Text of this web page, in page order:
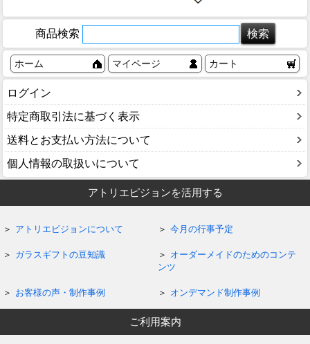
商品検索
ホーム マイページ カート
ログイン
特定商取引法に基づく表示
送料とお支払い方法について
個人情報の取扱いについて
アトリエピジョンを活用する
アトリエピジョンについて 今月の行事予定
ガラスギフトの豆知識
オーダーメイドのためのコンテ
ンツ
お客様の声・制作事例 オンデマンド制作事例
ご利用案内